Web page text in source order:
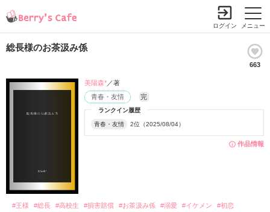
メニュー
ログイン
総長様のお茶汲み係
663
作品情報
ランクイン履歴
青春・友情 2位（2025/08/04）
青春・友情 完
美陽森*／著
#王様 #総長 #高校生 #損害賠償 #お茶汲み係 #溺愛 #イケメン
#初恋